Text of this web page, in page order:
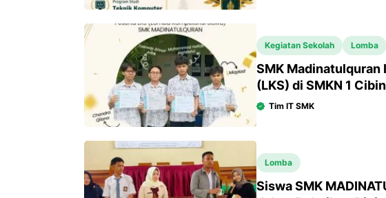
Kegiatan Sekolah Lomba
SMK Madinatulquran
(LKS) di SMKN 1
Tim IT SMK
Lomba
Siswa SMK